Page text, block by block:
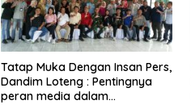
Tatap Muka Dengan Insan Pers,
Dandim Loteng : Pentingnya
peran media dalam